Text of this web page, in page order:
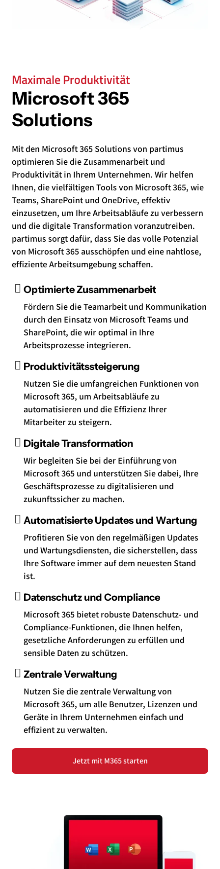
Maximale Produktivität
Microsoft 365
Solutions
Mit den Microsoft 365 Solutions von partimus
optimieren Sie die Zusammenarbeit und
Produktivität in Ihrem Unternehmen. Wir helfen
Ihnen, die vielfältigen Tools von Microsoft 365, wie
Teams, SharePoint und OneDrive, effektiv
einzusetzen, um Ihre Arbeitsabläufe zu verbessern
und die digitale Transformation voranzutreiben.
partimus sorgt dafür, dass Sie das volle Potenzial
von Microsoft 365 ausschöpfen und eine nahtlose,
effiziente Arbeitsumgebung schaffen.
Optimierte Zusammenarbeit
Fördern Sie die Teamarbeit und Kommunikation
durch den Einsatz von Microsoft Teams und
SharePoint, die wir optimal in Ihre
Arbeitsprozesse integrieren.
Produktivitätssteigerung
Nutzen Sie die umfangreichen Funktionen von
Microsoft 365, um Arbeitsabläufe zu
automatisieren und die Effizienz Ihrer
Mitarbeiter zu steigern.
Digitale Transformation
Wir begleiten Sie bei der Einführung von
Microsoft 365 und unterstützen Sie dabei, Ihre
Geschäftsprozesse zu digitalisieren und
zukunftssicher zu machen.
Automatisierte Updates und Wartung
Profitieren Sie von den regelmäßigen Updates
und Wartungsdiensten, die sicherstellen, dass
Ihre Software immer auf dem neuesten Stand
ist.
Datenschutz und Compliance
Microsoft 365 bietet robuste Datenschutz- und
Compliance-Funktionen, die Ihnen helfen,
gesetzliche Anforderungen zu erfüllen und
sensible Daten zu schützen.
Zentrale Verwaltung
Nutzen Sie die zentrale Verwaltung von
Microsoft 365, um alle Benutzer, Lizenzen und
Geräte in Ihrem Unternehmen einfach und
effizient zu verwalten.
Jetzt mit M365 starten